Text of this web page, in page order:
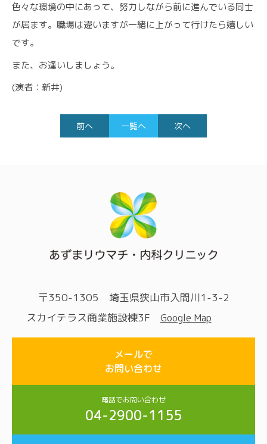
色々な環境の中にあって、努力しながら前に進んでいる同士
が居ます。職場は違いますが一緒に上がって行けたら嬉しい
です。
また、お逢いしましょう。
(演者：新井)
前へ 一覧へ 次へ
〒350-1305 埼玉県狭山市入間川1-3-2
スカイテラス商業施設棟3F Google Map
メールで
お問い合わせ
電話でお問い合わせ
04-2900-1155